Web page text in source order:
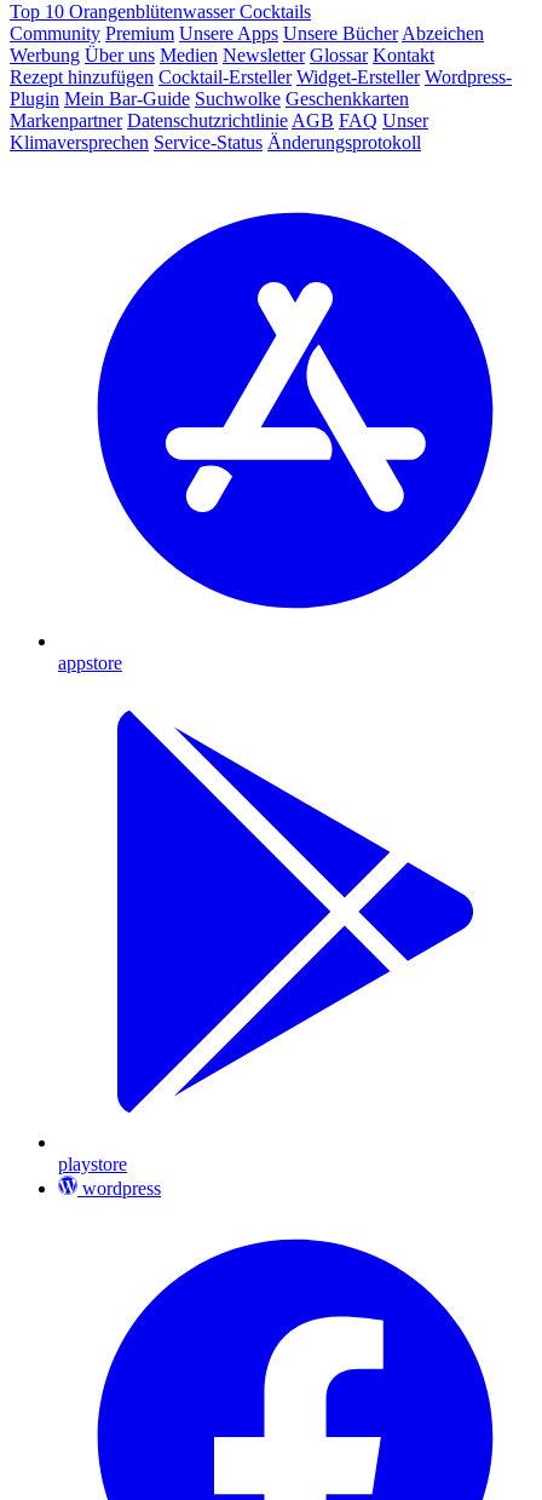
Top 10 Orangenblütenwasser Cocktails
Community Premium Unsere Apps Unsere Bücher Abzeichen
Werbung Über uns Medien Newsletter Glossar Kontakt
Rezept hinzufügen Cocktail-Ersteller Widget-Ersteller Wordpress-
Plugin Mein Bar-Guide Suchwolke Geschenkkarten
Markenpartner Datenschutzrichtlinie AGB FAQ Unser
Klimaversprechen Service-Status Änderungsprotokoll
appstore
playstore
wordpress